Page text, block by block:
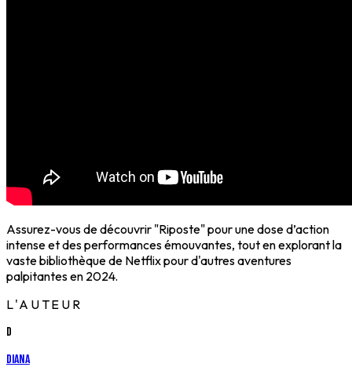
Assurez-vous de découvrir "Riposte" pour une dose d’action
intense et des performances émouvantes, tout en explorant la
vaste bibliothèque de Netflix pour d'autres aventures
palpitantes en 2024.
L'AUTEUR
D
Diana